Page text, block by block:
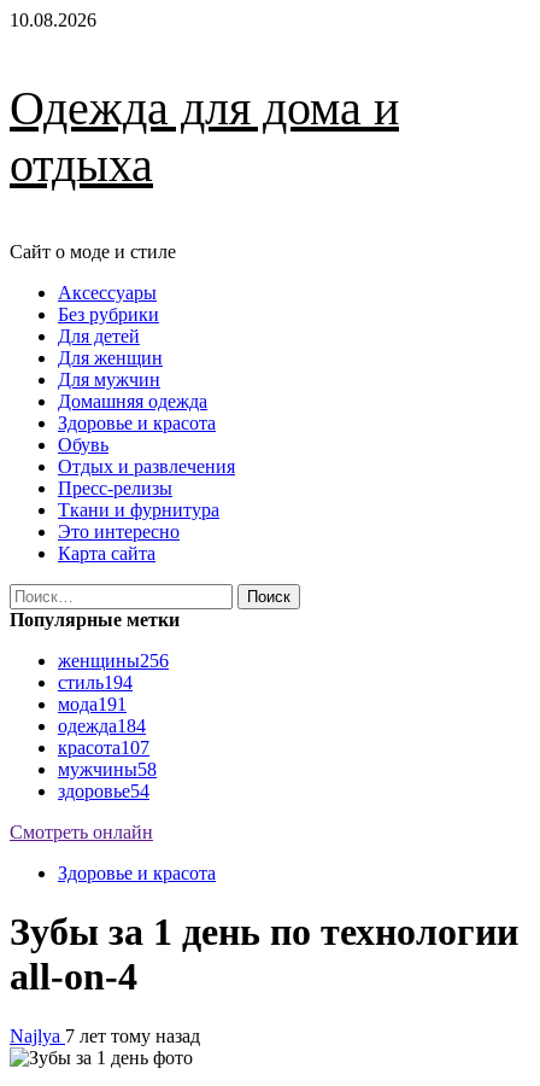
Перейти
10.08.2026
Одежда для дома и
отдыха
Сайт о моде и стиле
Основное
меню
Аксессуары
Без рубрики
Для детей
Для женщин
Для мужчин
Домашняя одежда
Здоровье и красота
Обувь
Отдых и развлечения
Пресс-релизы
Ткани и фурнитура
Это интересно
Карта сайта
Найти:
Популярные метки
женщины256
стиль194
мода191
одежда184
красота107
мужчины58
здоровье54
Смотреть онлайн
Здоровье и красота
Зубы за 1 день по технологии
all-on-4
Najlya 7 лет тому назад